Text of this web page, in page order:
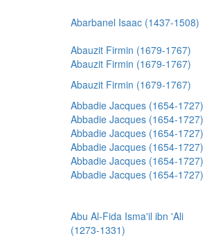
Abarbanel Isaac (1437-1508)
Abauzit Firmin (1679-1767)
Abauzit Firmin (1679-1767)
Abauzit Firmin (1679-1767)
Abbadie Jacques (1654-1727)
Abbadie Jacques (1654-1727)
Abbadie Jacques (1654-1727)
Abbadie Jacques (1654-1727)
Abbadie Jacques (1654-1727)
Abbadie Jacques (1654-1727)
Abu Al-Fida Isma'il ibn 'Ali
(1273-1331)